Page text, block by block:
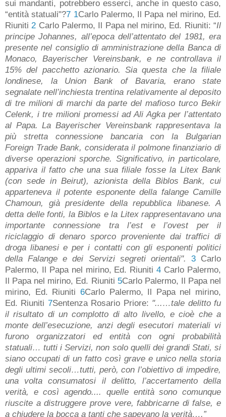
sui mandanti, potrebbero esserci, anche in questo caso,
“entità statuali"?7 1Carlo Palermo, Il Papa nel mirino, Ed.
Riuniti 2 Carlo Palermo, Il Papa nel mirino, Ed. Riuniti: “Il
principe Johannes, all’epoca dell’attentato del 1981, era
presente nel consiglio di amministrazione della Banca di
Monaco, Bayerischer Vereinsbank, e ne controllava il
15% del pacchetto azionario. Sia questa che la filiale
londinese, la Union Bank of Bavaria, erano state
segnalate nell’inchiesta trentina relativamente al deposito
di tre milioni di marchi da parte del mafioso turco Bekir
Celenk, i tre milioni promessi ad Ali Agka per l’attentato
al Papa. La Bayerischer Vereinsbank rappresentava la
più stretta connessione bancaria con la Bulgarian
Foreign Trade Bank, considerata il polmone finanziario di
diverse operazioni sporche. Significativo, in particolare,
appariva il fatto che una sua filiale fosse la Litex Bank
(con sede in Beirut), azionista della Biblos Bank, cui
apparteneva il potente esponente della falange Camille
Chamoun, già presidente della repubblica libanese. A
detta delle fonti, la Biblos e la Litex rappresentavano una
importante connessione tra l’est e l’ovest per il
riciclaggio di denaro sporco proveniente dai traffici di
droga libanesi e per i contatti con gli esponenti politici
della Falange e dei Servizi segreti orientali". 3Carlo
Palermo, Il Papa nel mirino, Ed. Riuniti4 Carlo Palermo,
Il Papa nel mirino, Ed. Riuniti 5Carlo Palermo, Il Papa nel
mirino, Ed. Riuniti 6Carlo Palermo, Il Papa nel mirino,
Ed. Riuniti 7Sentenza Rosario Priore: "...…tale delitto fu
il risultato di un complotto di alto livello, e cioè che a
monte dell’esecuzione, anzi degli esecutori materiali vi
furono organizzatori ed entità con ogni probabilità
statuali… tutti i Servizi, non solo quelli dei grandi Stati, si
siano occupati di un fatto così grave e unico nella storia
degli ultimi secoli…tutti, però, con l’obiettivo di impedire,
una volta consumatosi il delitto, l’accertamento della
verità, e così agendo.... quelle entità sono comunque
riuscite a distruggere prove vere, fabbricarne di false, e
a chiudere la bocca a tanti che sapevano la verità….”